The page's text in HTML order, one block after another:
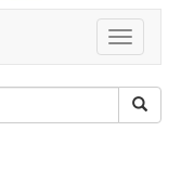
Toggle
navigation